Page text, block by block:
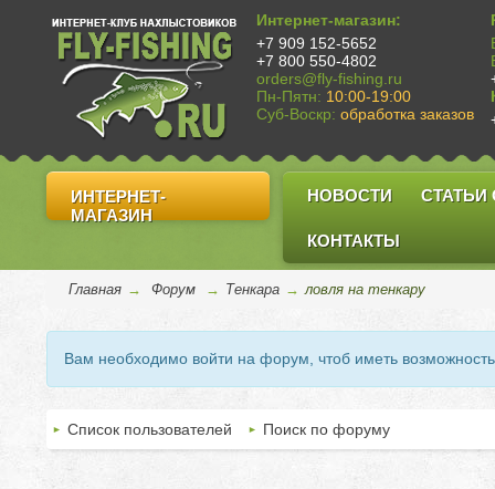
Интернет-магазин:
+7 909 152-5652
+7 800 550-4802
orders@fly-fishing.ru
Пн-Пятн: 10:00-19:00
Суб-Воскр: обработка заказов
ИНТЕРНЕТ-
МАГАЗИН
НОВОСТИ СТАТЬИ
КОНТАКТЫ
Главная → Форум → Тенкара → ловля на тенкару
Вам необходимо войти на форум, чтоб иметь
Список пользователей Поиск по форуму